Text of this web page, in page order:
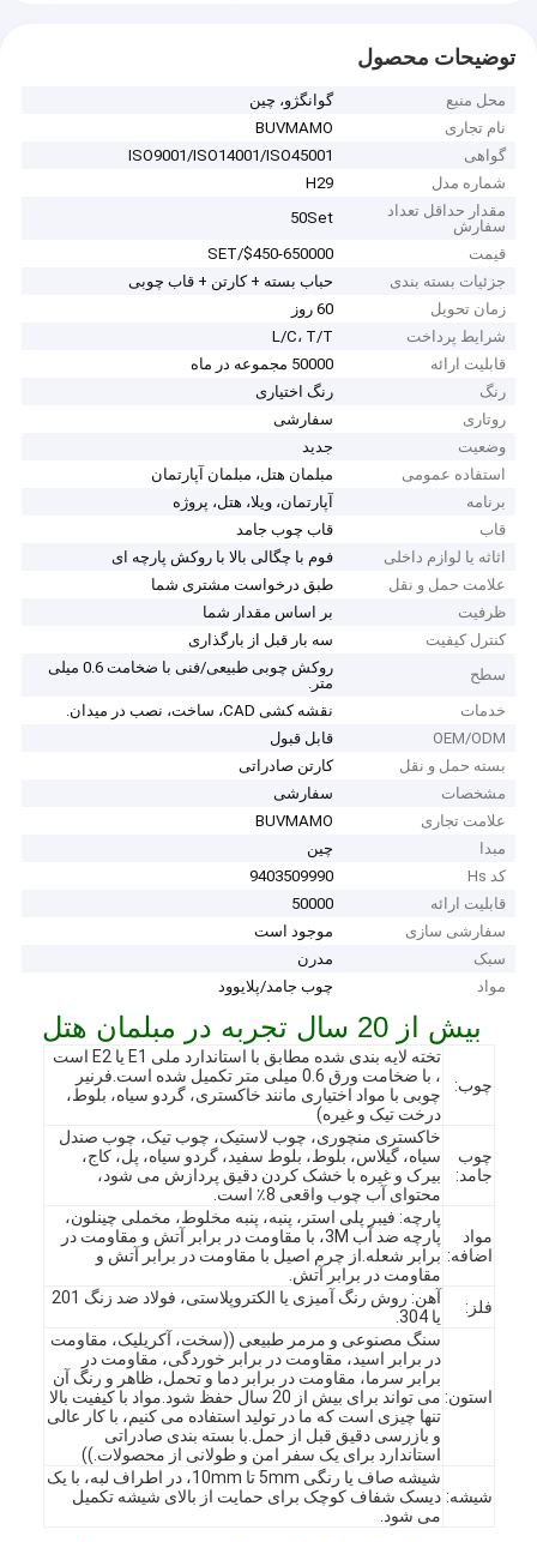
توضیحات محصول
محل منبع
گوانگژو، چین
نام تجاری
BUVMAMO
گواهی
ISO9001/ISO14001/ISO45001
شماره مدل
H29
مقدار حداقل تعداد
سفارش
50Set
قیمت
$450-650000/SET
جزئیات بسته بندی
حباب بسته + کارتن + قاب چوبی
زمان تحویل
60 روز
شرایط پرداخت
L/C، T/T
قابلیت ارائه
50000 مجموعه در ماه
رنگ
رنگ اختیاری
روتاری
سفارشی
وضعیت
جدید
استفاده عمومی
مبلمان هتل، مبلمان آپارتمان
برنامه
آپارتمان، ویلا، هتل، پروژه
قاب
قاب چوب جامد
اثاثه یا لوازم داخلی
فوم با چگالی بالا با روکش پارچه ای
علامت حمل و نقل
طبق درخواست مشتری شما
ظرفیت
بر اساس مقدار شما
کنترل کیفیت
سه بار قبل از بارگذاری
سطح
روکش چوبی طبیعی/فنی با ضخامت 0.6 میلی
متر.
خدمات
نقشه کشی CAD، ساخت، نصب در میدان.
OEM/ODM
قابل قبول
بسته حمل و نقل
کارتن صادراتی
مشخصات
سفارشی
علامت تجاری
BUVMAMO
مبدا
چین
کد Hs
9403509990
قابلیت ارائه
50000
سفارشی سازی
موجود است
سبک
مدرن
مواد
چوب جامد/پلایوود
بیش از 20 سال تجربه در مبلمان هتل
چوب:
تخته لایه بندی شده مطابق با استاندارد ملی E1 یا E2 است
، با ضخامت ورق 0.6 میلی متر تکمیل شده است.فرنیر
چوبی با مواد اختیاری مانند خاکستری، گردو سیاه، بلوط،
درخت تیک و غیره)
چوب
جامد:
خاکستری منچوری، چوب لاستیک، چوب تیک، چوب صندل
سیاه، گیلاس، بلوط، بلوط سفید، گردو سیاه، پل، کاج،
بیرک و غیره با خشک کردن دقیق پردازش می شود،
محتوای آب چوب واقعی 8٪ است.
مواد
اضافه:
پارچه: فیبر پلی استر، پنبه، پنبه مخلوط، مخملی چینلون،
پارچه ضد آب 3M، با مقاومت در برابر آتش و مقاومت در
برابر شعله.از چرم اصیل با مقاومت در برابر آتش و
مقاومت در برابر آتش.
فلز:
آهن: روش رنگ آمیزی یا الکتروپلاستی، فولاد ضد زنگ 201
یا 304.
استون:
سنگ مصنوعی و مرمر طبیعی ((سخت، آکریلیک، مقاومت
در برابر اسید، مقاومت در برابر خوردگی، مقاومت در
برابر سرما، مقاومت در برابر دما و تحمل، ظاهر و رنگ آن
می تواند برای بیش از 20 سال حفظ شود.مواد با کیفیت بالا
تنها چیزی است که ما در تولید استفاده می کنیم، با کار عالی
و بازرسی دقیق قبل از حمل.با بسته بندی صادراتی
استاندارد برای یک سفر امن و طولانی از محصولات.))
شیشه:
شیشه صاف یا رنگی 5mm تا 10mm، در اطراف لبه، با یک
دیسک شفاف کوچک برای حمایت از بالای شیشه تکمیل
می شود.